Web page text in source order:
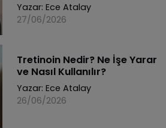
Yazar: Ece Atalay
27/06/2026
Tretinoin Nedir? Ne İşe Yarar
ve Nasıl Kullanılır?
Yazar: Ece Atalay
26/06/2026